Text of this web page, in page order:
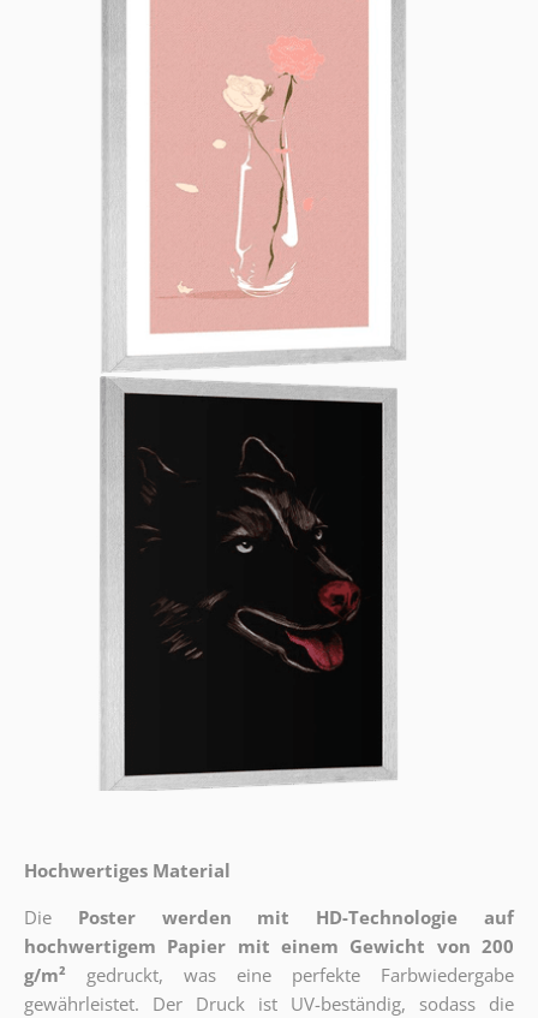
Hochwertiges Material
Die
Poster werden mit HD-Technologie auf
hochwertigem Papier mit einem Gewicht von 200
g/m²
gedruckt, was eine perfekte Farbwiedergabe
gewährleistet. Der Druck ist UV-beständig, sodass die